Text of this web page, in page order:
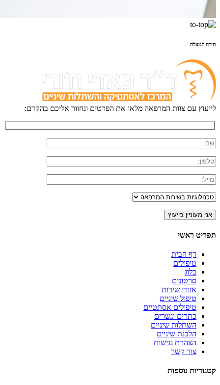
חזרה למעלה
לייעוץ עם צוות המרפאה מלאו את הפרטים ונחזור אליכם בהקדם:
תפריט ראשי
דף הבית
טיפולים
בלוג
סרטונים
אזורי שירות
טיפול שיניים
טיפולים אסתטיים
כתרים וגשרים
השתלות שיניים
הלבנת שיניים
הצהרת נגישות
צור קשר
קטגוריות נוספות